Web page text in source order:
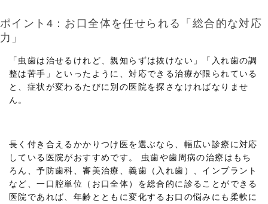
ポイント4：お口全体を任せられる「総合的な対応
力」
「虫歯は治せるけれど、親知らずは抜けない」「入れ歯の調
整は苦手」といったように、対応できる治療が限られている
と、症状が変わるたびに別の医院を探さなければなりませ
ん。
長く付き合えるかかりつけ医を選ぶなら、幅広い診療に対応
している医院がおすすめです。 虫歯や歯周病の治療はもち
ろん、予防歯科、審美治療、義歯（入れ歯）、インプラント
など、一口腔単位（お口全体）を総合的に診ることができる
医院であれば、年齢とともに変化するお口の悩みにも柔軟に